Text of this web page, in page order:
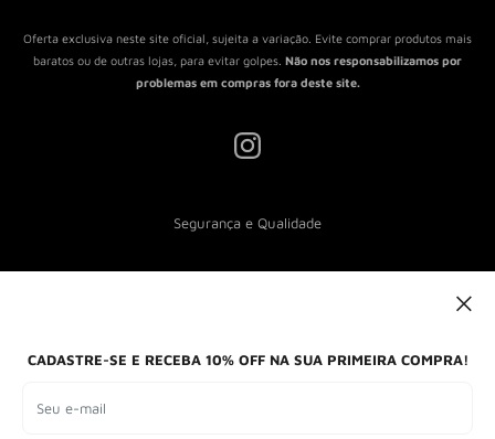
CADASTRE-SE E RECEBA 10% OFF NA SUA PRIMEIRA COMPRA!
Seu e-mail
Termos de Serviço
Oferta exclusiva neste site oficial, sujeita a variação. Evite comprar produtos mais
baratos ou de outras lojas, para evitar golpes. Não nos responsabilizamos por
problemas em compras fora deste site.
Segurança e Qualidade